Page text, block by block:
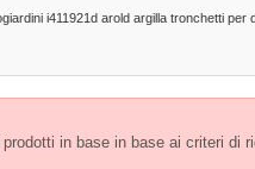
i411921d arold argilla tronchetti
in base in base ai criteri